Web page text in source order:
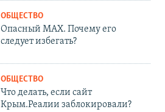
ОБЩЕСТВО
Опасный MAX. Почему его
следует избегать?
ОБЩЕСТВО
Что делать, если сайт
Крым.Реалии заблокировали?